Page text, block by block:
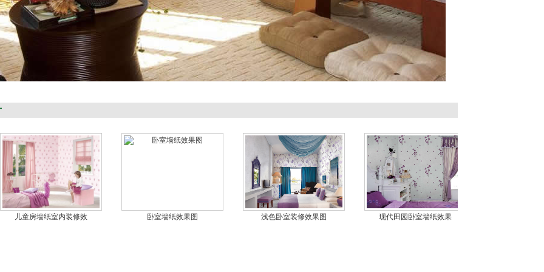
儿童房墙纸室内装修效 卧室墙纸效果图 浅色卧室装修效果图 现代田园卧室墙纸效果